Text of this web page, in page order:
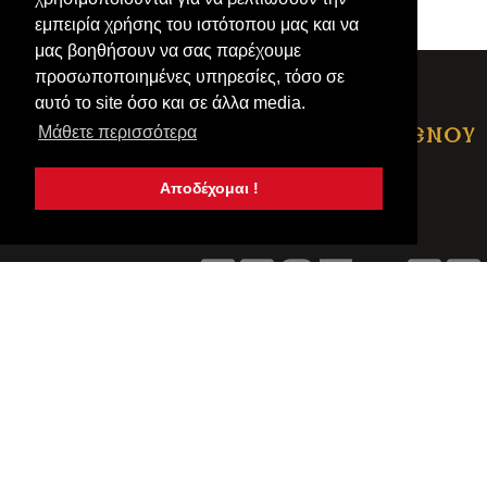
εμπειρία χρήσης του ιστότοπου μας και να
μας βοηθήσουν να σας παρέχουμε
προσωποποιημένες υπηρεσίες, τόσο σε
αυτό το site όσο και σε άλλα media.
Μάθετε περισσότερα
Αποδέχομαι !
άλλη προειδοποίηση.
ΦΙΛΟΙ ΕΣΦΙΓΜΕΝΟΥ